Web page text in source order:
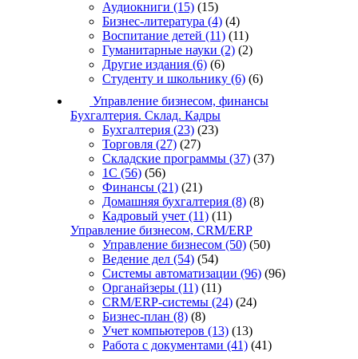
Аудиокниги (15) (15)
Бизнес-литература (4) (4)
Воспитание детей (11) (11)
Гуманитарные науки (2) (2)
Другие издания (6) (6)
Студенту и школьнику (6) (6)
Управление бизнесом, финансы
Бухгалтерия. Склад. Кадры
Бухгалтерия (23) (23)
Торговля (27) (27)
Складские программы (37) (37)
1С (56) (56)
Финансы (21) (21)
Домашняя бухгалтерия (8) (8)
Кадровый учет (11) (11)
Управление бизнесом, CRM/ERP
Управление бизнесом (50) (50)
Ведение дел (54) (54)
Системы автоматизации (96) (96)
Органайзеры (11) (11)
CRM/ERP-системы (24) (24)
Бизнес-план (8) (8)
Учет компьютеров (13) (13)
Работа с документами (41) (41)